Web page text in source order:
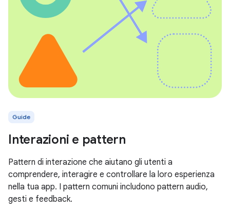
Guide
Interazioni e pattern
Pattern di interazione che aiutano gli utenti a
comprendere, interagire e controllare la loro esperienza
nella tua app. I pattern comuni includono pattern audio,
gesti e feedback.